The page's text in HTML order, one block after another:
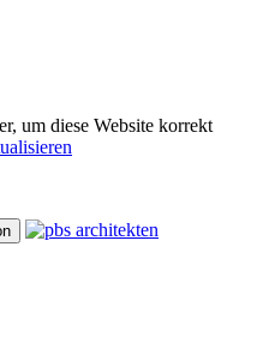
um diese Website korrekt